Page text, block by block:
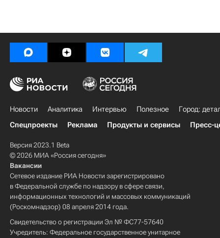
Новости Аналитика Интервью Полезное
Город:
Спецпроекты
Реклама Продукты и сервисы Пресс-
Версия 2023.1 Beta
© 2026 МИА «Россия сегодня»
Вакансии
Сетевое издание РИА Новости зарегистрировано
в Федеральной службе по надзору в сфере связи,
информационных технологий и массовых коммуникаций
(Роскомнадзор) 08 апреля 2014 года.
Свидетельство о регистрации Эл № ФС77-57640
Учредитель: Федеральное государственное унитарное